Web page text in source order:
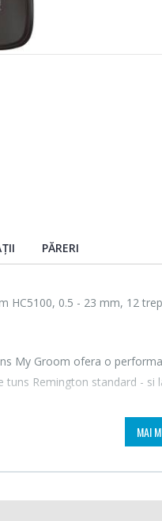
PĂRERI
HC5100, 0.5 - 23 mm, 12
My Groom ofera o
Remington standard - si
te ajuta sa obtii
sunt incluse cu aparatul se
MAI